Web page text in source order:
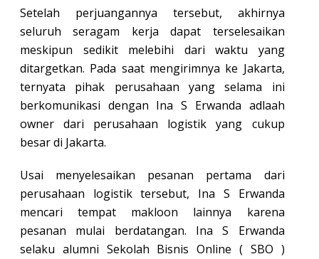
Setelah perjuangannya tersebut, akhirnya
seluruh seragam kerja dapat terselesaikan
meskipun sedikit melebihi dari waktu yang
ditargetkan. Pada saat mengirimnya ke Jakarta,
ternyata pihak perusahaan yang selama ini
berkomunikasi dengan Ina S Erwanda adlaah
owner dari perusahaan logistik yang cukup
besar di Jakarta.
Usai menyelesaikan pesanan pertama dari
perusahaan logistik tersebut, Ina S Erwanda
mencari tempat makloon lainnya karena
pesanan mulai berdatangan. Ina S Erwanda
selaku alumni Sekolah Bisnis Online ( SBO )